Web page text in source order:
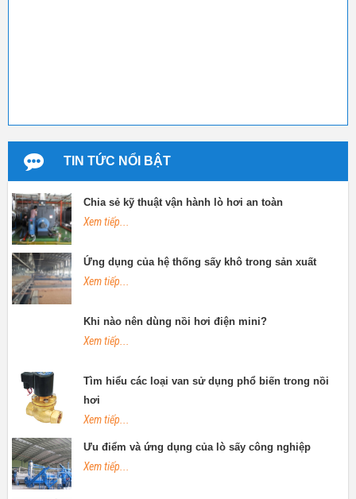
TIN TỨC NỔI BẬT
Chia sẻ kỹ thuật vận hành lò hơi an toàn
Xem tiếp...
Ứng dụng của hệ thống sấy khô trong sản xuất
Xem tiếp...
Khi nào nên dùng nồi hơi điện mini?
Xem tiếp...
Tìm hiểu các loại van sử dụng phổ biến trong nồi
hơi
Xem tiếp...
Ưu điểm và ứng dụng của lò sấy công nghiệp
Xem tiếp...